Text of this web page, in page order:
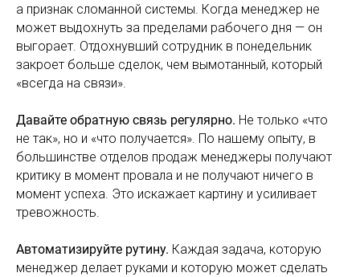
а признак сломанной системы. Когда менеджер не
может выдохнуть за пределами рабочего дня — он
выгорает. Отдохнувший сотрудник в понедельник
закроет больше сделок, чем вымотанный, который
«всегда на связи».
Давайте обратную связь регулярно. Не только «что
не так», но и «что получается». По нашему опыту, в
большинстве отделов продаж менеджеры получают
критику в момент провала и не получают ничего в
момент успеха. Это искажает картину и усиливает
тревожность.
Автоматизируйте рутину. Каждая задача, которую
менеджер делает руками и которую может сделать